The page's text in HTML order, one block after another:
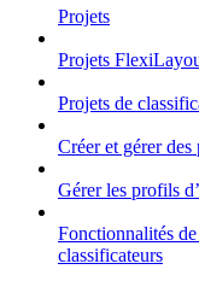
Projets
Projets
Projets de
Créer et gérer des
Gérer les profils
Fonctionnalités
classificateurs